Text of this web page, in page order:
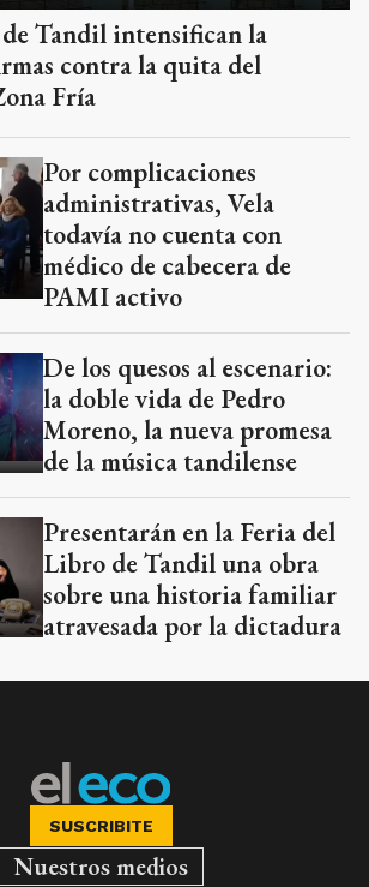
Tandil intensifican la
contra la quita del
Fría
Por complicaciones
administrativas, Vela
todavía no cuenta con
médico de cabecera de
PAMI activo
De los quesos al escenario:
la doble vida de Pedro
Moreno, la nueva promesa
de la música tandilense
Presentarán en la Feria del
Libro de Tandil una obra
sobre una historia familiar
atravesada por la dictadura
SUSCRIBITE
Nuestros medios